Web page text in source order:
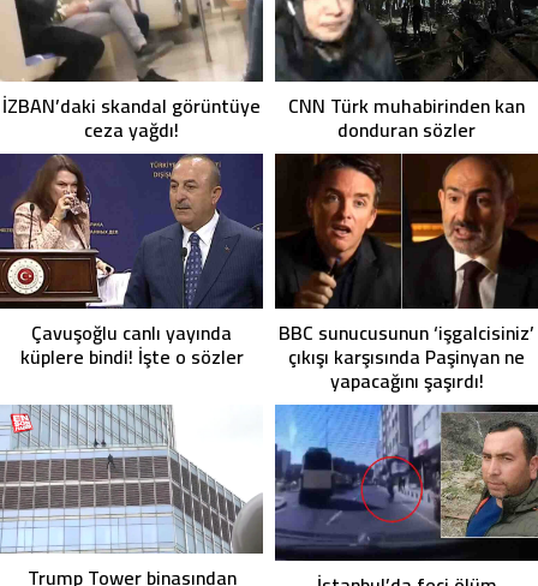
İZBAN’daki skandal görüntüye
ceza yağdı!
CNN Türk muhabirinden kan
donduran sözler
Çavuşoğlu canlı yayında
küplere bindi! İşte o sözler
BBC sunucusunun ‘işgalcisiniz’
çıkışı karşısında Paşinyan ne
yapacağını şaşırdı!
Trump Tower binasından